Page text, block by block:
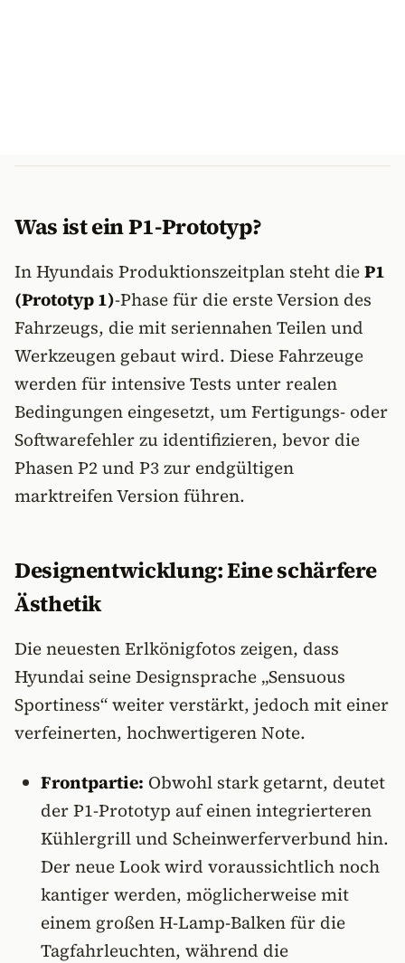
Was ist ein P1-Prototyp?
In Hyundais Produktionszeitplan steht dieP1
(Prototyp 1)-Phase für die erste Version des
Fahrzeugs, die mit seriennahen Teilen und
Werkzeugen gebaut wird. Diese Fahrzeuge
werden für intensive Tests unter realen
Bedingungen eingesetzt, um Fertigungs- oder
Softwarefehler zu identifizieren, bevor die
Phasen P2 und P3 zur endgültigen
marktreifen Version führen.
Designentwicklung: Eine schärfere
Ästhetik
Die neuesten Erlkönigfotos zeigen, dass
Hyundai seine Designsprache „Sensuous
Sportiness“ weiter verstärkt, jedoch mit einer
verfeinerten, hochwertigeren Note.
Frontpartie: Obwohl stark getarnt, deutet
der P1-Prototyp auf einen integrierteren
Kühlergrill und Scheinwerferverbund hin.
Der neue Look wird voraussichtlich noch
kantiger werden, möglicherweise mit
einem großen H-Lamp-Balken für die
Tagfahrleuchten, während die